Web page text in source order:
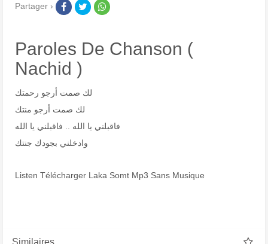
Partager ›
Paroles De Chanson (
Nachid )
لك صمت أرجو رحمتك
لك صمت أرجو منتك
فاقبلني يا الله .. فاقبلني يا الله
وادخلني بجودك جنتك
Listen Télécharger Laka Somt Mp3 Sans Musique